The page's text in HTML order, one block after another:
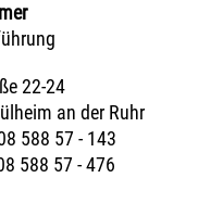
22-24
an der Ruhr
588 57 - 143
588 57 - 476